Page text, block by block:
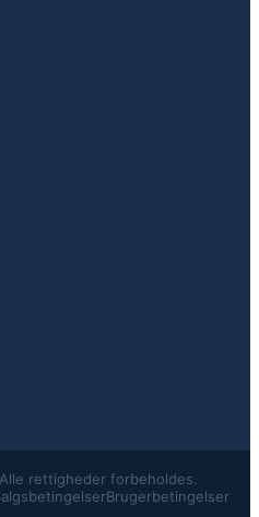
rettigheder forbeholdes.
Brugerbetingelser